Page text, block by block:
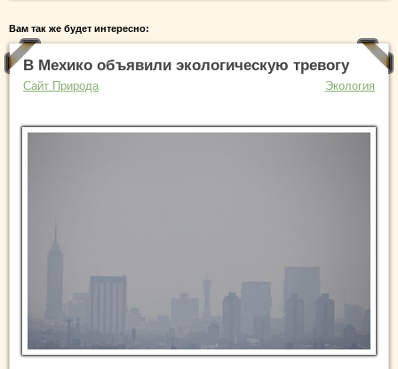
Вам так же будет интересно:
В Мехико объявили экологическую тревогу
Сайт Природа Экология